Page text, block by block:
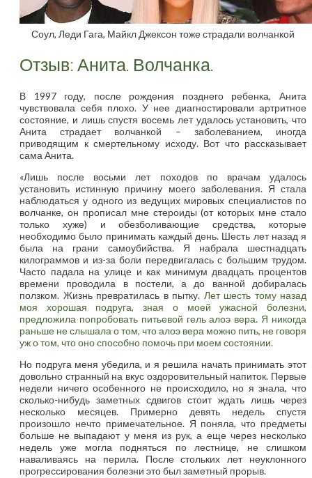
Соул, Леди Гага, Майкл Джексон тоже страдали волчанкой
Отзыв: Анита. Волчанка.
В 1997 году, после рождения позднего ребенка, Анита
чувствовала себя плохо. У нее диагностировали артритное
состояние, и лишь спустя восемь лет удалось установить, что
Анита страдает волчанкой – заболеванием, иногда
приводящим к смертельному исходу. Вот что рассказывает
сама Анита.
«Лишь после восьми лет походов по врачам удалось
установить истинную причину моего заболевания. Я стала
наблюдаться у одного из ведущих мировых специалистов по
волчанке, он прописал мне стероиды (от которых мне стало
только хуже) и обезболивающие средства, которые
необходимо было принимать каждый день. Шесть лет назад я
была на грани самоубийства. Я набрала шестнадцать
килограммов и из-за боли передвигалась с большим трудом.
Часто падала на улице и как минимум двадцать процентов
времени проводила в постели, а до ванной добиралась
ползком. Жизнь превратилась в пытку. Лет шесть тому назад
моя хорошая подруга, зная о моей ужасной болезни,
предложила попробовать питьевой гель алоэ вера. Я никогда
раньше не слышала о том, что алоэ вера можно пить, не говоря
уж о том, что оно способно помочь при моем состоянии.
Но подруга меня убедила, и я решила начать принимать этот
довольно странный на вкус оздоровительный напиток. Первые
недели ничего особенного не происходило, но я знала, что
сколько-нибудь заметных сдвигов стоит ждать лишь через
несколько месяцев. Примерно девять недель спустя
произошло нечто примечательное. Я поняла, что предметы
больше не выпадают у меня из рук, а еще через несколько
недель уже могла подняться по лестнице, не слишком
наваливаясь на перила. После стольких лет неуклонного
прогрессирования болезни это был заметный прорыв.